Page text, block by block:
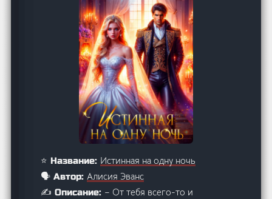
⭐ Название: Истинная на одну ночь
🗣️ Автор:Алисия Эванс
✍️ Описание: – От тебя всего-то и